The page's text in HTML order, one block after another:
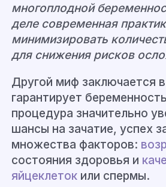
многоплодной
деле современная
минимизировать
для снижения рисков
Другой миф заключается
гарантирует
процедура значительно
шансы на зачатие, успех
множества факторов:
состояния здоровья и
яйцеклеток или спермы.